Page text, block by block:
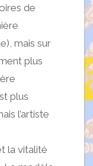
de
mais sur
plus
plus
l’artiste
la vitalité